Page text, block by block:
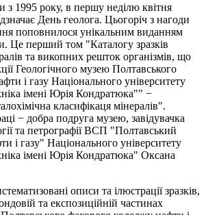
1995 року, в першу неділю квітня
День геолога. Цьогоріч з нагоди
поповнилося унікальним виданням
Це перший том "Каталогу зразків
та викопних решток організмів, що
Геологічного музею Полтавського
і газу Національного університету
імені Юрія Кондратюка"" −
класифікаця мінералів".
− добра подруга музею, завідувачка
та петрографії ВСП "Полтавський
і газу" Національного університету
імені Юрія Кондратюка" Оксана
описи та ілюстрації зразків,
та експозиційній частинах